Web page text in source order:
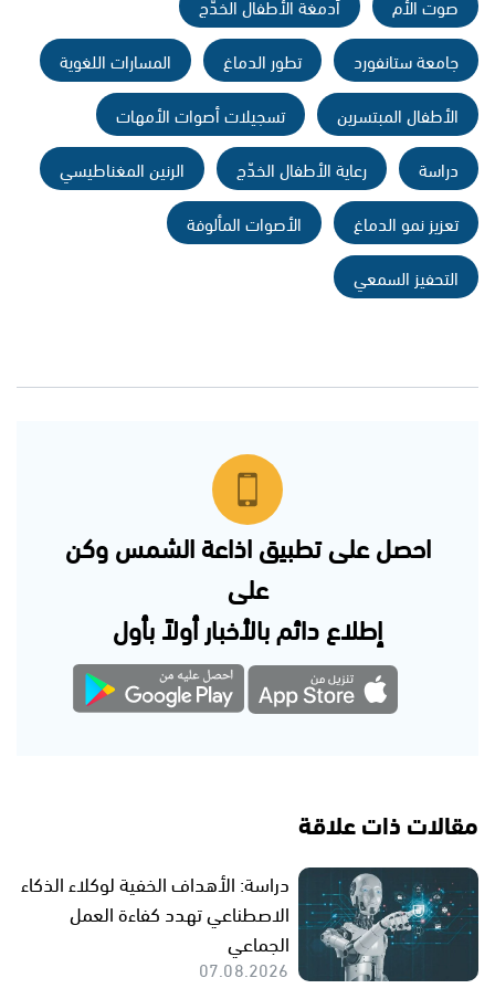
جامعة ستانفورد
تطور الدماغ
المسارات اللغوية
الأطفال المبتسرين
تسجيلات أصوات الأمهات
دراسة
رعاية الأطفال الخدّج
الرنين المغناطيسي
تعزيز نمو الدماغ
الأصوات المألوفة
التحفيز السمعي
احصل على تطبيق اذاعة الشمس وكن
على
إطلاع دائم بالأخبار أولاً بأول
مقالات ذات علاقة
دراسة: الأهداف الخفية لوكلاء الذكاء
الاصطناعي تهدد كفاءة العمل
الجماعي
07.08.2026